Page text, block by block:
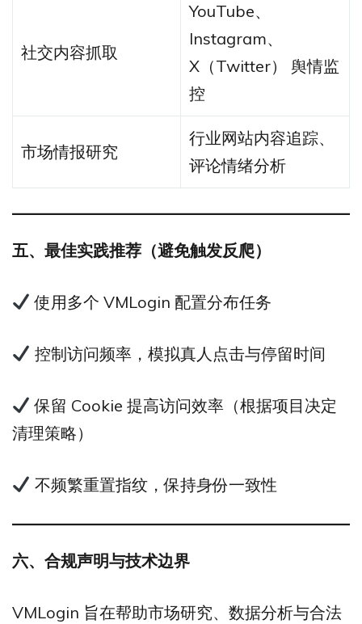
社交内容抓取
YouTube、
Instagram、
X（Twitter） 舆情监
控
市场情报研究
行业网站内容追踪、
评论情绪分析
五、最佳实践推荐（避免触发反爬）
使用多个 VMLogin 配置分布任务
控制访问频率，模拟真人点击与停留时间
保留 Cookie 提高访问效率（根据项目决定
清理策略）
不频繁重置指纹，保持身份一致性
六、合规声明与技术边界
VMLogin 旨在帮助市场研究、数据分析与合法